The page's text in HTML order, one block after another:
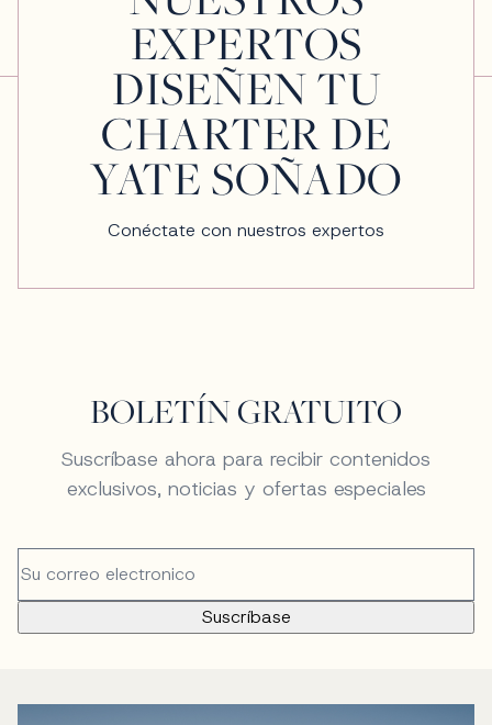
EXPERTOS
DISEÑEN TU
CHARTER DE
YATE SOÑADO
Conéctate con nuestros expertos
BOLETÍN GRATUITO
Suscríbase ahora para recibir contenidos
exclusivos, noticias y ofertas especiales